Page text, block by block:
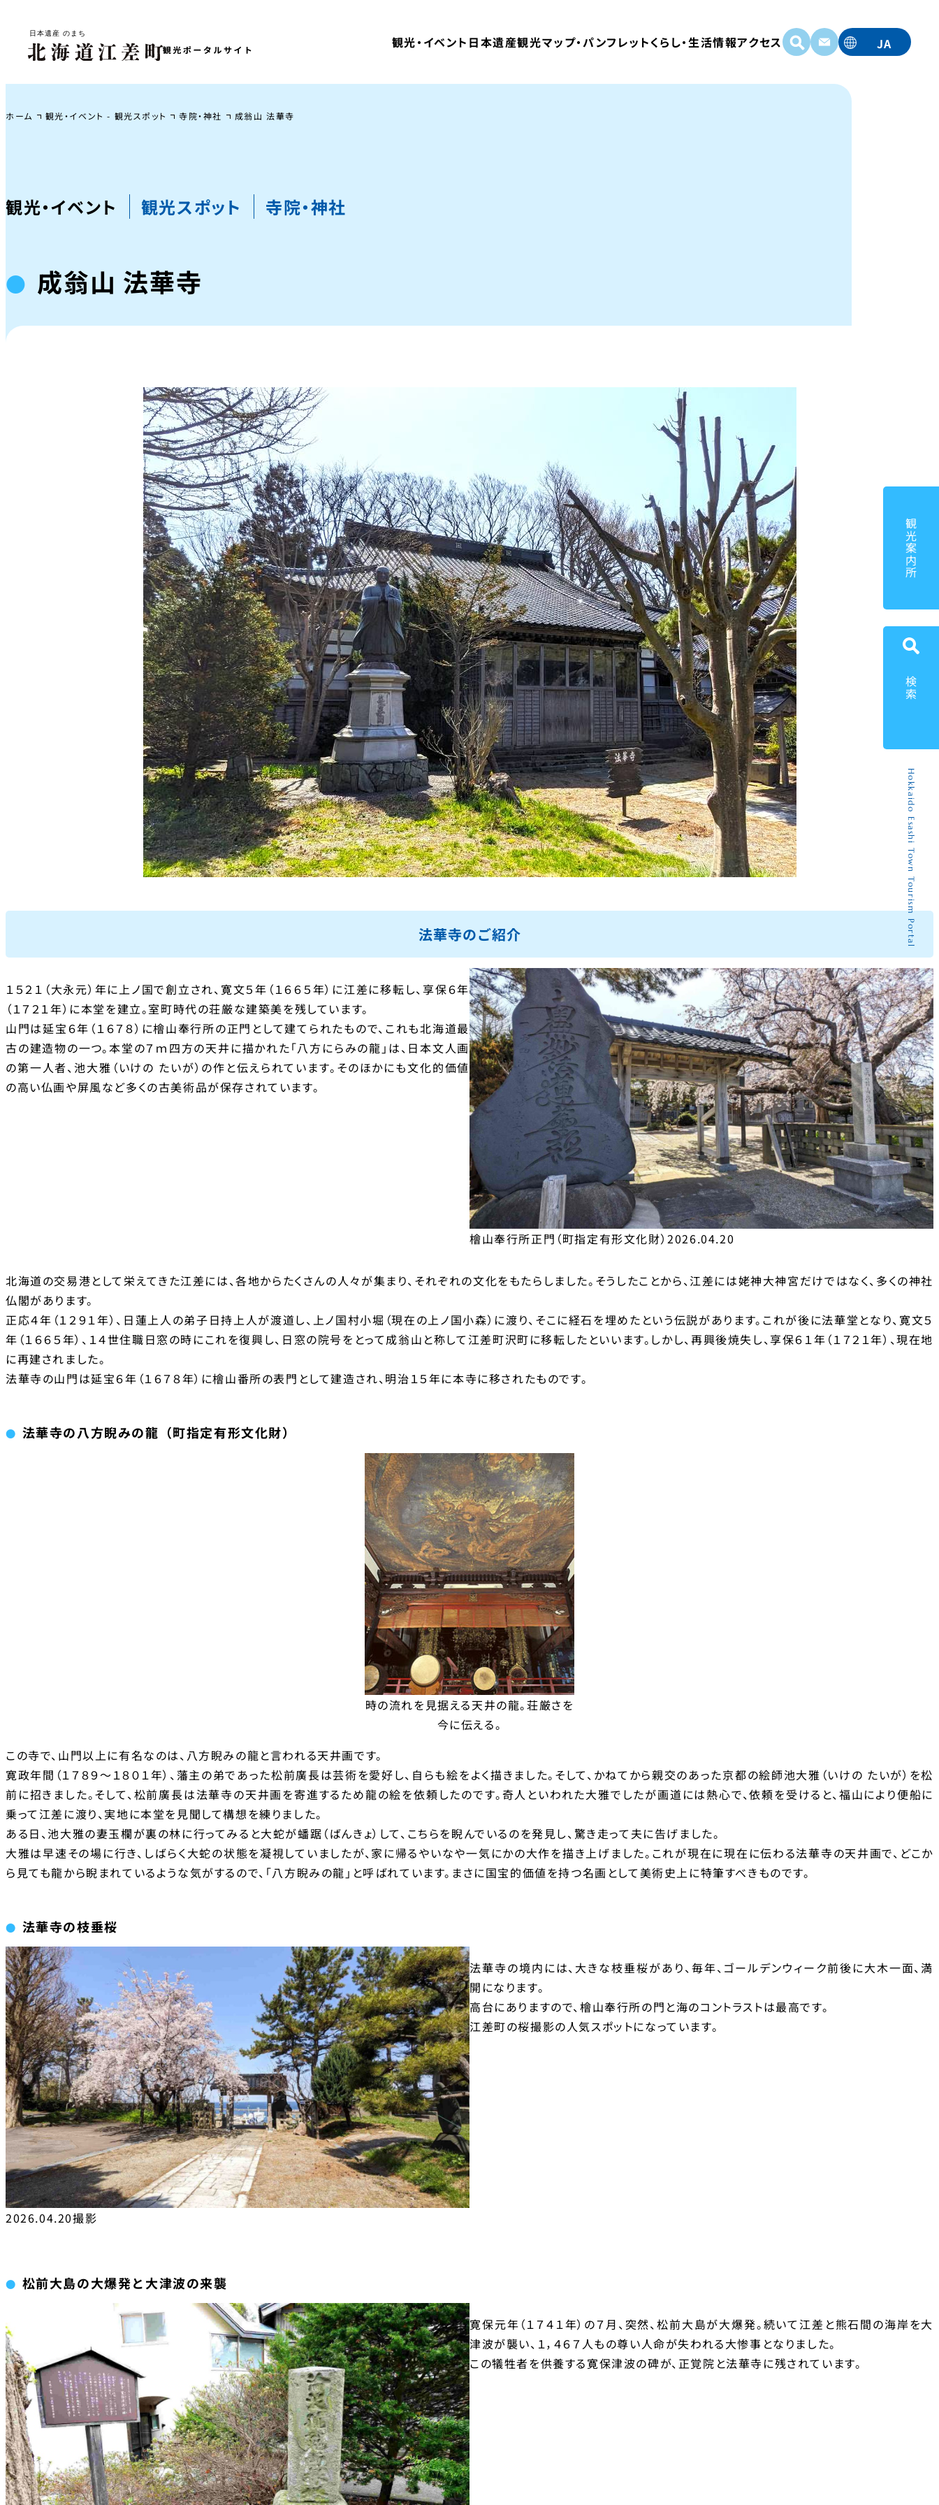
観光・イベント 日本遺産観光マップ・パンフレットくらし・生活情報アクセス
JA
観光案内所
検索
Hokkaido Esashi Town Tourism Portal
ホーム 観光・イベント - 観光スポット 寺院・神社 成翁山 法華寺
観光・イベント 観光スポット 寺院・神社
成翁山 法華寺
法華寺のご紹介
１５２１（大永元）年に上ノ国で創立され、寛文５年（１６６５年）に江差に移転し、享保６年
（１７２１年）に本堂を建立。室町時代の荘厳な建築美を残しています。
山門は延宝６年（１６７８）に檜山奉行所の正門として建てられたもので、これも北海道最
古の建造物の一つ。本堂の７ｍ四方の天井に描かれた「八方にらみの龍」は、日本文人画
の第一人者、池大雅（いけの たいが）の作と伝えられています。そのほかにも文化的価値
の高い仏画や屏風など多くの古美術品が保存されています。
檜山奉行所正門（町指定有形文化財）2026.04.20
北海道の交易港として栄えてきた江差には、各地からたくさんの人々が集まり、それぞれの文化をもたらしました。そうしたことから、江差には姥神大神宮だけではなく、多くの神社
仏閣があります。
正応４年（１２９１年）、日蓮上人の弟子日持上人が渡道し、上ノ国村小堀（現在の上ノ国小森）に渡り、そこに経石を埋めたという伝説があります。これが後に法華堂となり、寛文５
年（１６６５年）、１４世住職日窓の時にこれを復興し、日窓の院号をとって成翁山と称して江差町沢町に移転したといいます。しかし、再興後焼失し、享保６１年（１７２１年）、現在地
に再建されました。
法華寺の山門は延宝６年（１６７８年）に檜山番所の表門として建造され、明治１５年に本寺に移されたものです。
法華寺の八方睨みの龍（町指定有形文化財）
時の流れを見据える天井の龍。荘厳さを
今に伝える。
この寺で、山門以上に有名なのは、八方睨みの龍と言われる天井画です。
寛政年間（１７８９～１８０１年）、藩主の弟であった松前廣長は芸術を愛好し、自らも絵をよく描きました。そして、かねてから親交のあった京都の絵師池大雅（いけの たいが）を松
前に招きました。そして、松前廣長は法華寺の天井画を寄進するため龍の絵を依頼したのです。奇人といわれた大雅でしたが画道には熱心で、依頼を受けると、福山により便船に
乗って江差に渡り、実地に本堂を見聞して構想を練りました。
ある日、池大雅の妻玉欄が裏の林に行ってみると大蛇が蟠踞（ばんきょ）して、こちらを睨んでいるのを発見し、驚き走って夫に告げました。
大雅は早速その場に行き、しばらく大蛇の状態を凝視していましたが、家に帰るやいなや一気にかの大作を描き上げました。これが現在に現在に伝わる法華寺の天井画で、どこか
ら見ても龍から睨まれているような気がするので、「八方睨みの龍」と呼ばれています。まさに国宝的価値を持つ名画として美術史上に特筆すべきものです。
法華寺の枝垂桜
2026.04.20撮影
法華寺の境内には、大きな枝垂桜があり、毎年、ゴールデンウィーク前後に大木一面、満
開になります。
高台にありますので、檜山奉行所の門と海のコントラストは最高です。
江差町の桜撮影の人気スポットになっています。
松前大島の大爆発と大津波の来襲
寛保元年（１７４１年）の７月、突然、松前大島が大爆発。続いて江差と熊石間の海岸を大
津波が襲い、１，４６７人もの尊い人命が失われる大惨事となりました。
この犠牲者を供養する寛保津波の碑が、正覚院と法華寺に残されています。